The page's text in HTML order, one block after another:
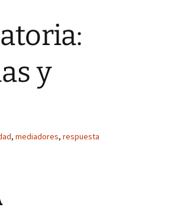
y
, mediadores, respuesta